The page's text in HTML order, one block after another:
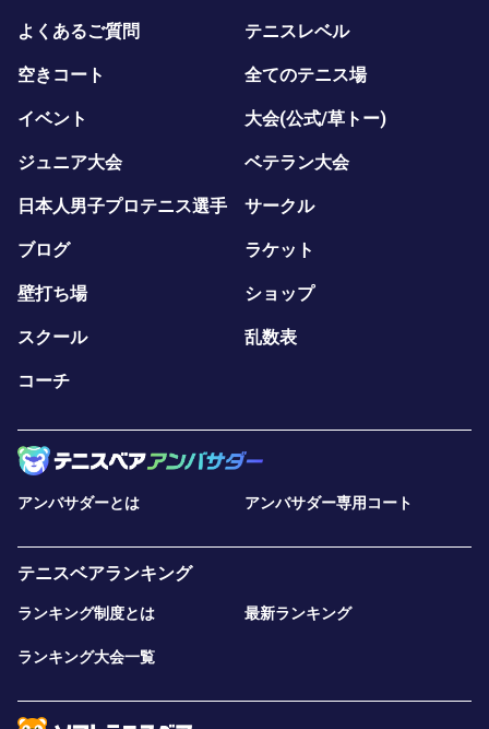
よくあるご質問 テニスレベル
空きコート 全てのテニス場
イベント 大会(公式/草トー)
ジュニア大会 ベテラン大会
日本人男子プロテニス選手 サークル
ブログ ラケット
壁打ち場 ショップ
スクール 乱数表
コーチ
アンバサダーとは アンバサダー専用コート
テニスベアランキング
ランキング制度とは 最新ランキング
ランキング大会一覧